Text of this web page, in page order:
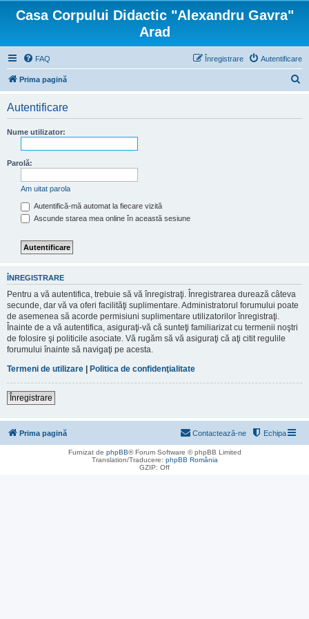
Casa Corpului Didactic "Alexandru Gavra"
Arad
FAQ Autentificare
Înregistrare
Prima pagină
Autentificare
Nume utilizator:
Parolă:
Am uitat parola
Autentifică-mă automat la fiecare vizită
Ascunde starea mea online în această sesiune
ÎNREGISTRARE
Pentru a vă autentifica, trebuie să vă înregistraţi. Înregistrarea durează câteva
secunde, dar vă va oferi facilităţi suplimentare. Administratorul forumului poate
de asemenea să acorde permisiuni suplimentare utilizatorilor înregistraţi.
Înainte de a vă autentifica, asiguraţi-vă că sunteţi familiarizat cu termenii noştri
de folosire şi politicile asociate. Vă rugăm să vă asiguraţi că aţi citit regulile
forumului înainte să navigaţi pe acesta.
Termeni de utilizare | Politica de confidenţialitate
Înregistrare
Prima pagină Echipa
Contactează-ne
Furnizat de phpBB® Forum Software © phpBB Limited
Translation/Traducere: phpBB România
GZIP: Off